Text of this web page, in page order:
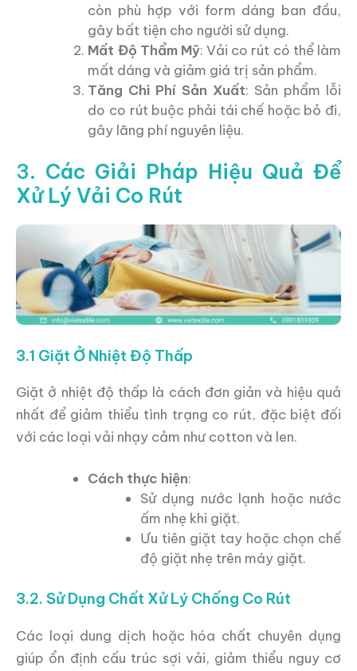
còn phù hợp với form dáng ban đầu,
gây bất tiện cho người sử dụng.
Mất Độ Thẩm Mỹ: Vải co rút có thể làm
mất dáng và giảm giá trị sản phẩm.
Tăng Chi Phí Sản Xuất: Sản phẩm lỗi
do co rút buộc phải tái chế hoặc bỏ đi,
gây lãng phí nguyên liệu.
3. Các Giải Pháp Hiệu Quả Để
Xử Lý Vải Co Rút
3.1 Giặt Ở Nhiệt Độ Thấp
Giặt ở nhiệt độ thấp là cách đơn giản và hiệu quả
nhất để giảm thiểu tình trạng co rút, đặc biệt đối
với các loại vải nhạy cảm như cotton và len.
Cách thực hiện:
Sử dụng nước lạnh hoặc nước
ấm nhẹ khi giặt.
Ưu tiên giặt tay hoặc chọn chế
độ giặt nhẹ trên máy giặt.
3.2. Sử Dụng Chất Xử Lý Chống Co Rút
Các loại dung dịch hoặc hóa chất chuyên dụng
giúp ổn định cấu trúc sợi vải, giảm thiểu nguy cơ